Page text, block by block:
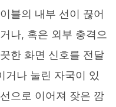
블의 내부 선이 끊어
나, 혹은 외부 충격으
한 화면 신호를 전달
거나 눌린 자국이 있
으로 이어져 잦은 깜